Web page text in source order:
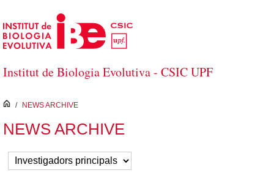
Salta al contingut principal
Institut de Biologia Evolutiva - CSIC UPF
inici
/ NEWS ARCHIVE
NEWS ARCHIVE